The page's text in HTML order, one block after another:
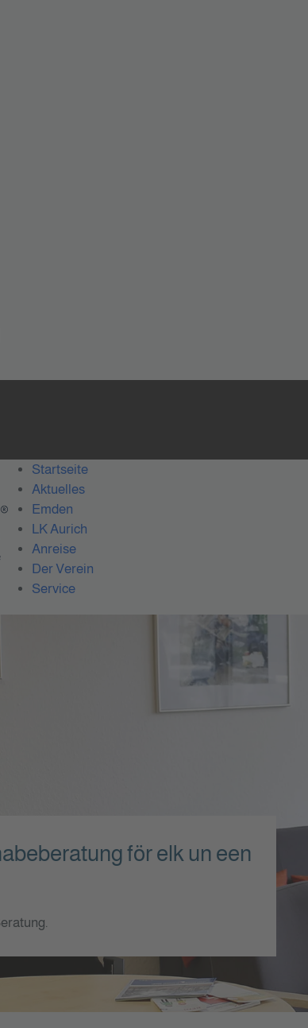
Startseite
Aktuelles
Emden
LK Aurich
Anreise
Der Verein
Service
för elk un een